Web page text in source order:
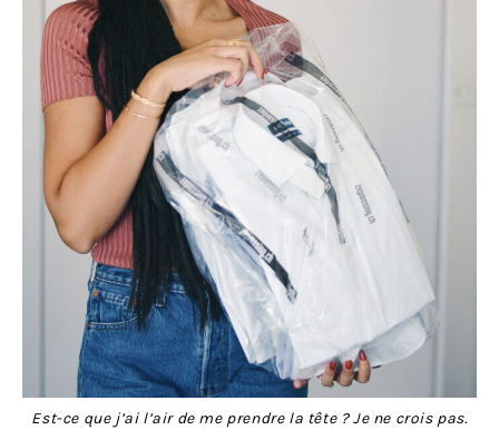
Est-ce que j’ai l’air de me prendre la tête ? Je ne crois pas.